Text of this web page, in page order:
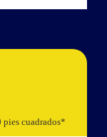
pies cuadrados*